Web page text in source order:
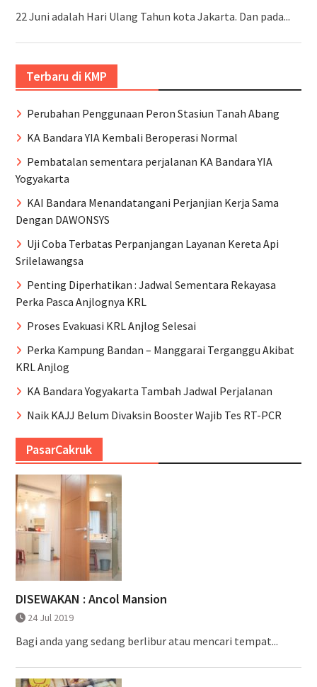
22 Juni adalah Hari Ulang Tahun kota Jakarta. Dan pada...
Terbaru di KMP
Perubahan Penggunaan Peron Stasiun Tanah Abang
KA Bandara YIA Kembali Beroperasi Normal
Pembatalan sementara perjalanan KA Bandara YIA
Yogyakarta
KAI Bandara Menandatangani Perjanjian Kerja Sama
Dengan DAWONSYS
Uji Coba Terbatas Perpanjangan Layanan Kereta Api
Srilelawangsa
Penting Diperhatikan : Jadwal Sementara Rekayasa
Perka Pasca Anjlognya KRL
Proses Evakuasi KRL Anjlog Selesai
Perka Kampung Bandan – Manggarai Terganggu Akibat
KRL Anjlog
KA Bandara Yogyakarta Tambah Jadwal Perjalanan
Naik KAJJ Belum Divaksin Booster Wajib Tes RT-PCR
PasarCakruk
DISEWAKAN : Ancol Mansion
24 Jul 2019
Bagi anda yang sedang berlibur atau mencari tempat...